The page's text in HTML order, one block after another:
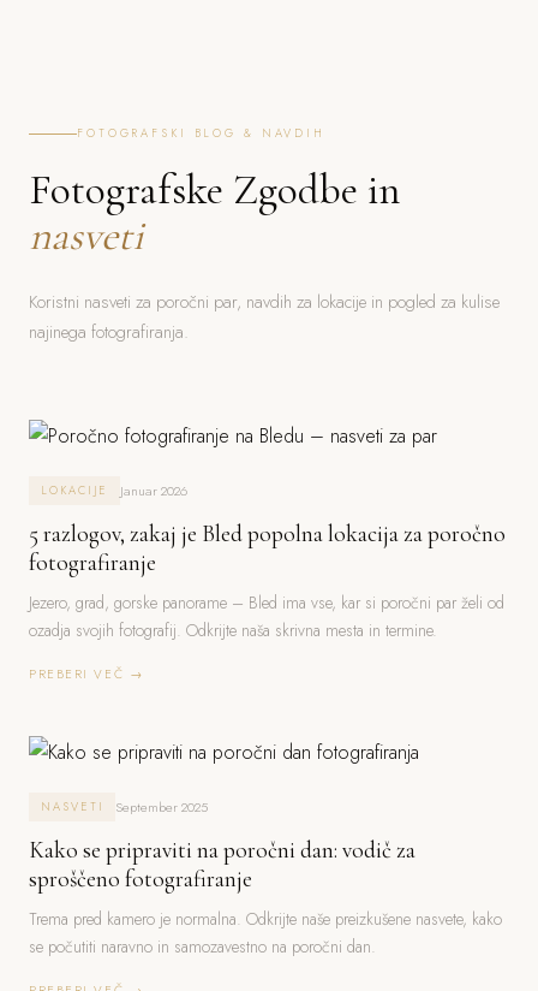
FOTOGRAFSKI BLOG & NAVDIH
Fotografske Zgodbe in
nasveti
Koristni nasveti za poročni par, navdih za lokacije in pogled za kulise
najinega fotografiranja.
LOKACIJE Januar 2026
5 razlogov, zakaj je Bled popolna lokacija za poročno
fotografiranje
Jezero, grad, gorske panorame – Bled ima vse, kar si poročni par želi od
ozadja svojih fotografij. Odkrijte naša skrivna mesta in termine.
PREBERI VEČ →
NASVETI September 2025
Kako se pripraviti na poročni dan: vodič za
sproščeno fotografiranje
Trema pred kamero je normalna. Odkrijte naše preizkušene nasvete, kako
se počutiti naravno in samozavestno na poročni dan.